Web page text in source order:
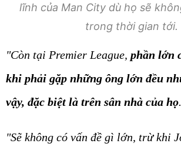
lĩnh của Man City dù họ sẽ
trong thời gian tới.
"Còn tại Premier League, phần lớn
khi phải gặp những ông lớn đều
vậy, đặc biệt là trên sân nhà của họ
"Sẽ không có vấn đề gì lớn, trừ khi